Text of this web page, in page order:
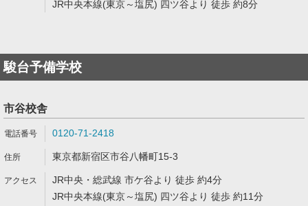
JR中央本線(東京～塩尻) 四ツ谷より 徒歩 約8分
駿台予備学校
市谷校舎
0120-71-2418
東京都新宿区市谷八幡町15-3
JR中央・総武線 市ケ谷より 徒歩 約4分
JR中央本線(東京～塩尻) 四ツ谷より 徒歩 約11分